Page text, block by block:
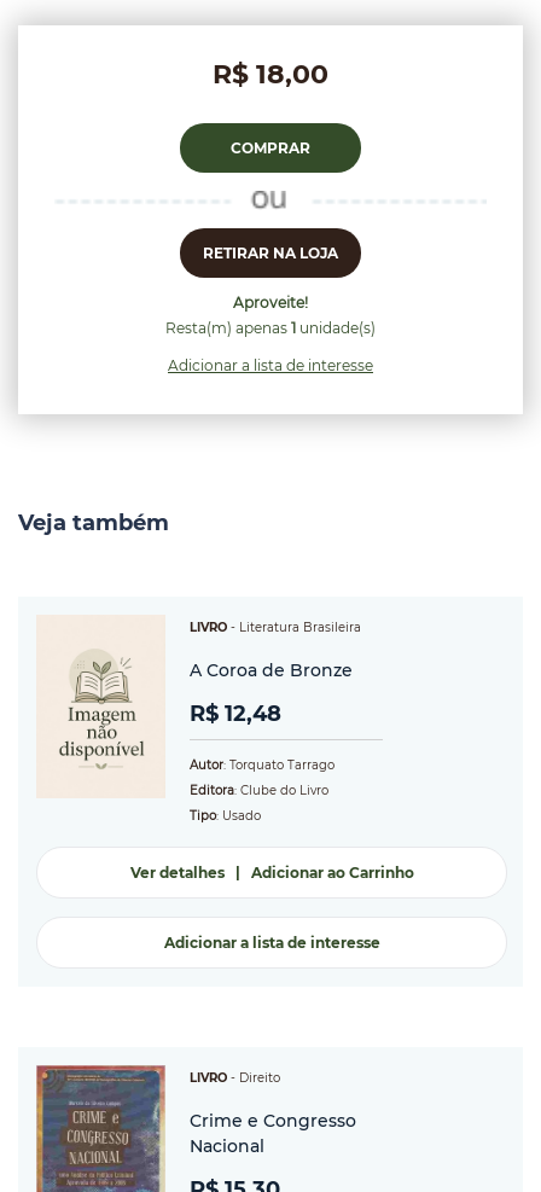
R$ 18,00
COMPRAR
RETIRAR NA LOJA
Aproveite!
Resta(m) apenas 1 unidade(s)
Adicionar a lista de interesse
Veja também
LIVRO - Literatura Brasileira
A Coroa de Bronze
R$ 12,48
Autor: Torquato Tarrago
Editora: Clube do Livro
Tipo: Usado
Ver detalhes| Adicionar ao Carrinho
Adicionar a lista de interesse
LIVRO - Direito
Crime e Congresso
Nacional